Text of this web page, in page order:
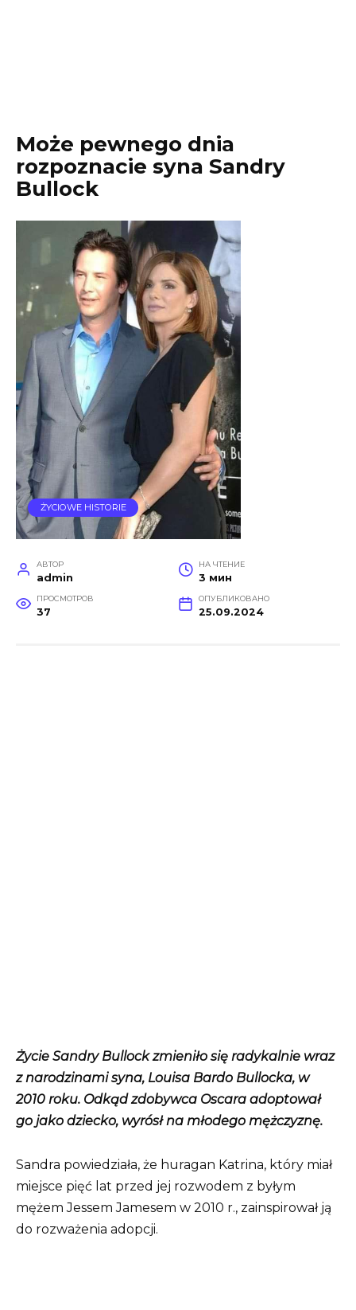
Może pewnego dnia
rozpoznacie syna Sandry
Bullock
ŻYCIOWE HISTORIE
АВТОР
admin
НА ЧТЕНИЕ
3 мин
ПРОСМОТРОВ
37
ОПУБЛИКОВАНО
25.09.2024
Życie Sandry Bullock zmieniło się radykalnie wraz
z narodzinami syna, Louisa Bardo Bullocka, w
2010 roku. Odkąd zdobywca Oscara adoptował
go jako dziecko, wyrósł na młodego mężczyznę.
Sandra powiedziała, że ​​huragan Katrina, który miał
miejsce pięć lat przed jej rozwodem z byłym
mężem Jessem Jamesem w 2010 r., zainspirował ją
do rozważenia adopcji.